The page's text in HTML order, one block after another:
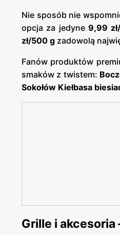
Nie sposób nie
opcja za jedyne 9,99
zł/500 g zadowolą
Fanów produktów
smaków z twistem:
Sokołów Kiełbasa
Grille i